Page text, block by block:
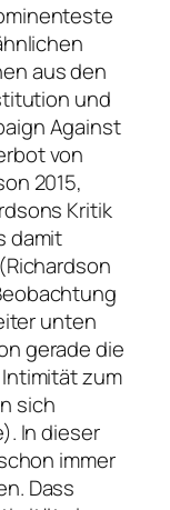
aus den
und
Against
von
2015,
Kritik
damit
unten
gerade die
zum
sich
In dieser
immer
Dass